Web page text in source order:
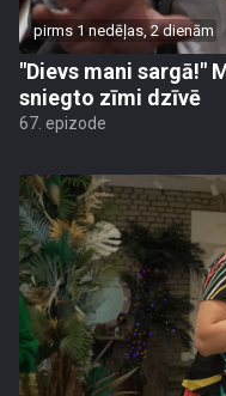
pirms 1 nedēļas, 2 dienām
"Dievs mani sargā!"
sniegto zīmi dzīvē
67. epizode